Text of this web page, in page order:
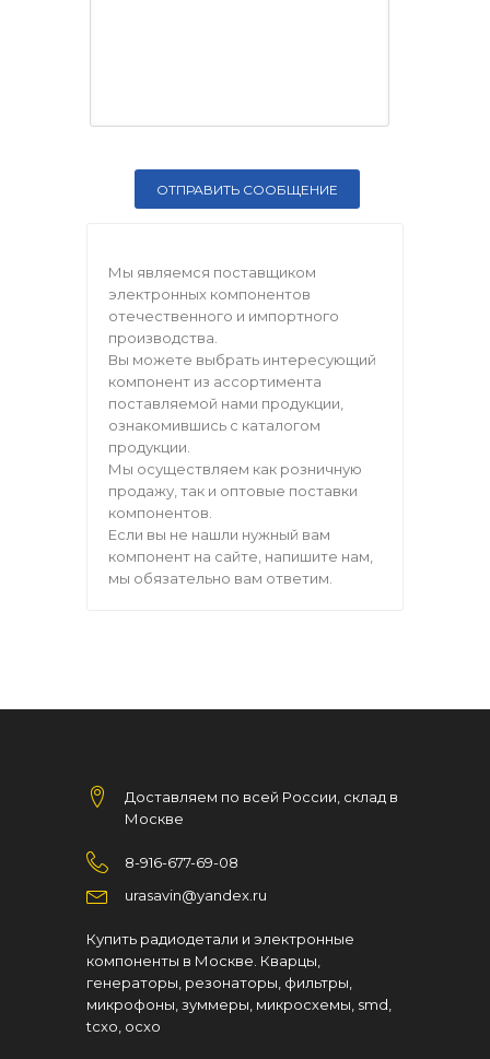
Мы являемся поставщиком
электронных компонентов
отечественного и импортного
производства.
Вы можете выбрать интересующий
компонент из ассортимента
поставляемой нами продукции,
ознакомившись с каталогом
продукции.
Мы осуществляем как розничную
продажу, так и оптовые поставки
компонентов.
Если вы не нашли нужный вам
компонент на сайте, напишите нам,
мы обязательно вам ответим.
Доставляем по всей России, склад в
Москве
8-916-677-69-08
urasavin@yandex.ru
Купить радиодетали и электронные
компоненты в Москве. Кварцы,
генераторы, резонаторы, фильтры,
микрофоны, зуммеры, микросхемы, smd,
tcxo, ocxo